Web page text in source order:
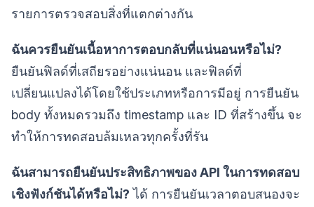
รายการตรวจสอบสิ่งที่แตกต่างกัน
ฉันควรยืนยันเนื้อหาการตอบกลับที่แน่นอนหรือไม่?
ยืนยันฟิลด์ที่เสถียรอย่างแน่นอน และฟิลด์ที่
เปลี่ยนแปลงได้โดยใช้ประเภทหรือการมีอยู่ การยืนยัน
body ทั้งหมดรวมถึง timestamp และ ID ที่สร้างขึ้น จะ
ทำให้การทดสอบล้มเหลวทุกครั้งที่รัน
ฉันสามารถยืนยันประสิทธิภาพของ API ในการทดสอบ
เชิงฟังก์ชันได้หรือไม่? ได้ การยืนยันเวลาตอบสนองจะ